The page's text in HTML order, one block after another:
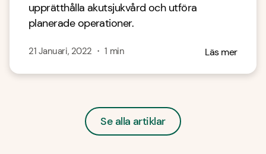
upprätthålla akutsjukvård och utföra
planerade operationer.
21 Januari, 2022 ・1 min Läs mer
Se alla artiklar